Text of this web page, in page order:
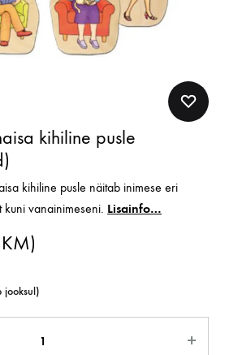
kihiline pusle
kihiline pusle näitab inimese eri
kuni vanainimeseni. Lisainfo…
KM)
jooksul)